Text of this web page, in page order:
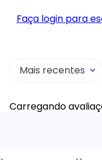
Faça login para
Mais recentes
Carregando